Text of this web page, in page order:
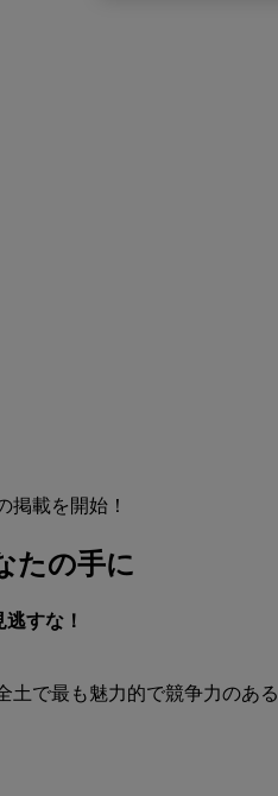
掲載を開始！
たの手に
すな！
土で最も魅力的で競争力の